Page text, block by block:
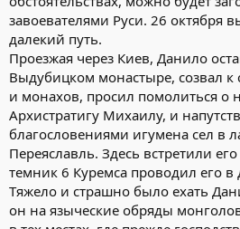
завоевателями Руси. 26 октября
далекий путь.
Проезжая через Киев, Данило
Выдубицком монастыре, созвал к
и монахов, просил помолиться о
Архистратигу Михаилу, и
благословениями игумена сел в
Переяславль. Здесь встретили
темник 6 Куремса проводил его
Тяжело и страшно было ехать
он на языческие обряды